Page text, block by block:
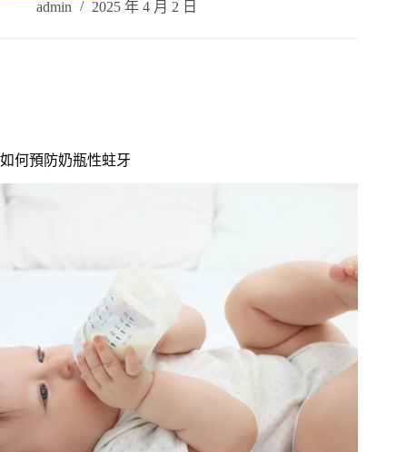
admin 2025 年 4 月 2 日
如何預防奶瓶性蛀牙